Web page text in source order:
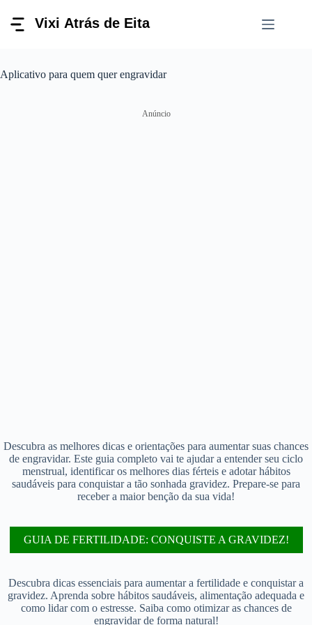
para
Aplicativo para quem quer engravidar
Anúncio
Descubra as melhores dicas e orientações para aumentar suas chances
de engravidar. Este guia completo vai te ajudar a entender seu ciclo
menstrual, identificar os melhores dias férteis e adotar hábitos
saudáveis para conquistar a tão sonhada gravidez. Prepare-se para
receber a maior benção da sua vida!
GUIA DE FERTILIDADE: CONQUISTE A GRAVIDEZ!
Descubra dicas essenciais para aumentar a fertilidade e conquistar a
gravidez. Aprenda sobre hábitos saudáveis, alimentação adequada e
como lidar com o estresse. Saiba como otimizar as chances de
engravidar de forma natural!